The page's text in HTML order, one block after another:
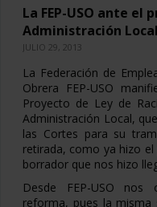
La FEP-USO ante
Administración Local
JULIO 29, 2013
La Federación de
Obrera FEP-USO
Proyecto de Ley de
Administración Local,
las Cortes para su
retirada, como ya hizo
borrador que nos hizo
Desde FEP-USO
reforma, pues la misma